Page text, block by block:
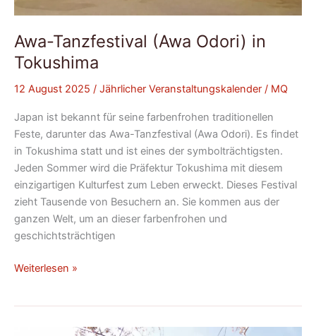
Awa-Tanzfestival (Awa Odori) in
Tokushima
12 August 2025 / Jährlicher Veranstaltungskalender / MQ
Japan ist bekannt für seine farbenfrohen traditionellen
Feste, darunter das Awa-Tanzfestival (Awa Odori). Es findet
in Tokushima statt und ist eines der symbolträchtigsten.
Jeden Sommer wird die Präfektur Tokushima mit diesem
einzigartigen Kulturfest zum Leben erweckt. Dieses Festival
zieht Tausende von Besuchern an. Sie kommen aus der
ganzen Welt, um an dieser farbenfrohen und
geschichtsträchtigen
Weiterlesen »